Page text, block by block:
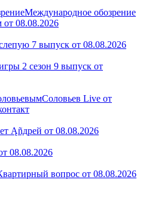
Международное обозрение
08.08.2026
7 выпуск от 08.08.2026
2 сезон 9 выпуск от
Соловьев Live от
Ąñдpей от 08.08.2026
08.08.2026
вопрос от 08.08.2026